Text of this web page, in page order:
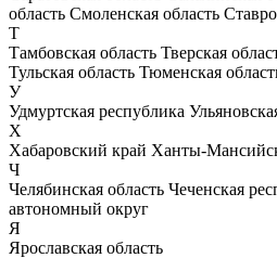
область Смоленская область
Т
Тамбовская область Тверская
Тульская область Тюменская
У
Удмуртская республика
Х
Хабаровский край Ханты-
Ч
Челябинская область Чеченская
автономный округ
Я
Ярославская область